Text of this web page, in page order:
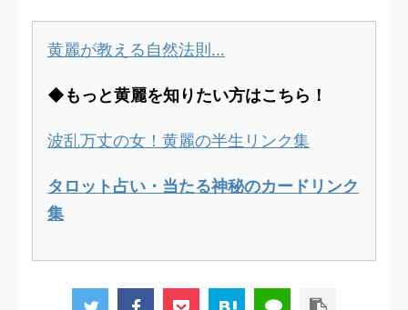
黄麗が教える自然法則…
◆もっと黄麗を知りたい方はこちら！
波乱万丈の女！黄麗の半生リンク集
タロット占い・当たる神秘のカードリンク
集